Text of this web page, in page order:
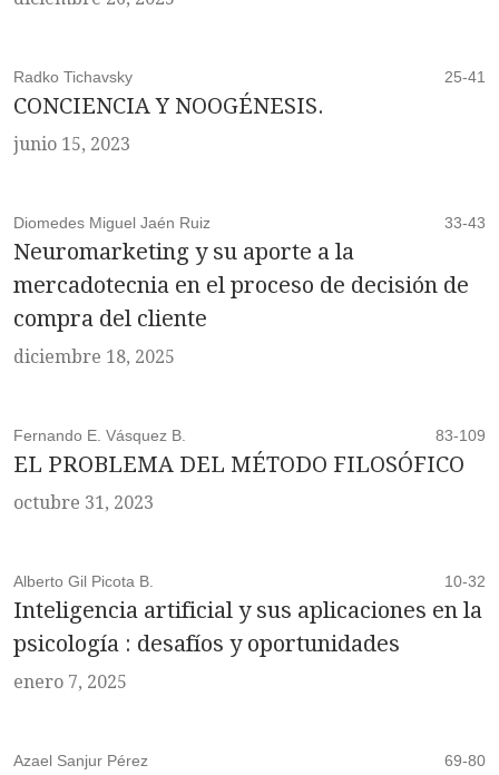
Radko Tichavsky 25-41
CONCIENCIA Y NOOGÉNESIS.
junio 15, 2023
Diomedes Miguel Jaén Ruiz 33-43
Neuromarketing y su aporte a la
mercadotecnia en el proceso de decisión de
compra del cliente
diciembre 18, 2025
Fernando E. Vásquez B. 83-109
EL PROBLEMA DEL MÉTODO FILOSÓFICO
octubre 31, 2023
Alberto Gil Picota B. 10-32
Inteligencia artificial y sus aplicaciones en la
psicología : desafíos y oportunidades
enero 7, 2025
Azael Sanjur Pérez 69-80